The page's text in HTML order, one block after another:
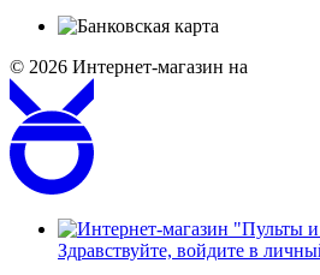
© 2026 Интернет-магазин на
Здравствуйте, войдите в